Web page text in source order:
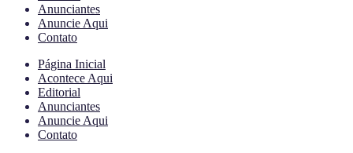
Anunciantes
Anuncie Aqui
Contato
Página Inicial
Acontece Aqui
Editorial
Anunciantes
Anuncie Aqui
Contato